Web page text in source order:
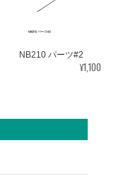
NB210 パーツ#2
¥1,100